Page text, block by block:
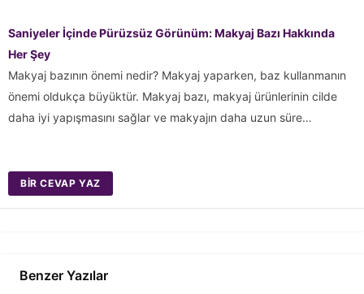
Saniyeler İçinde Pürüzsüz Görünüm: Makyaj Bazı Hakkında
Her Şey
Makyaj bazının önemi nedir? Makyaj yaparken, baz kullanmanın
önemi oldukça büyüktür. Makyaj bazı, makyaj ürünlerinin cilde
daha iyi yapışmasını sağlar ve makyajın daha uzun süre…
BIR CEVAP YAZ
Benzer Yazılar